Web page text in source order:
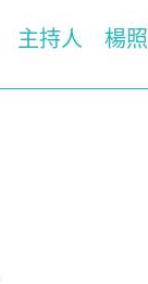
主持人 楊照